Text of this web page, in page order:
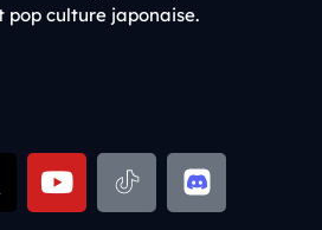
pop culture japonaise.